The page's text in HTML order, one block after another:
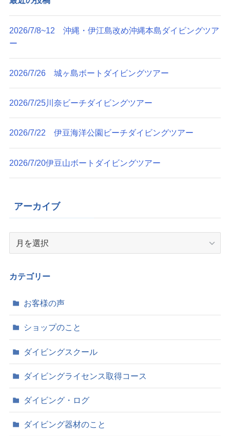
2026/7/8~12 沖縄・伊江島改め沖縄本島ダイビングツア
ー
2026/7/26 城ヶ島ボートダイビングツアー
2026/7/25川奈ビーチダイビングツアー
2026/7/22 伊豆海洋公園ビーチダイビングツアー
2026/7/20伊豆山ボートダイビングツアー
アーカイブ
イ
カテゴリー
お客様の声
ショップのこと
ダイビングスクール
ダイビングライセンス取得コース
ダイビング・ログ
ダイビング器材のこと